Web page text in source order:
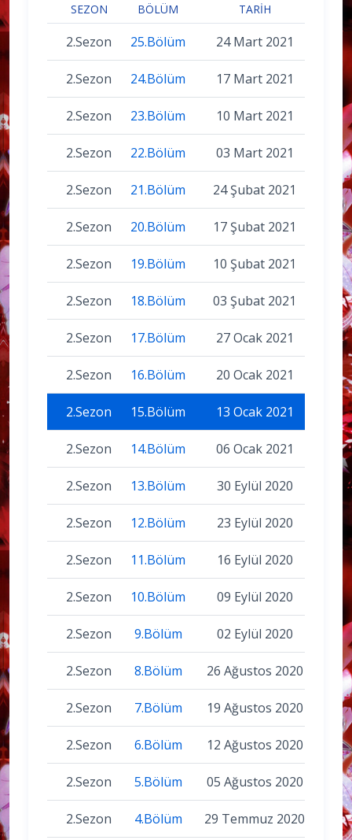
SEZON BÖLÜM TARIH
2.Sezon 25.Bölüm 24 Mart 2021
2.Sezon 24.Bölüm 17 Mart 2021
2.Sezon 23.Bölüm 10 Mart 2021
2.Sezon 22.Bölüm 03 Mart 2021
2.Sezon 21.Bölüm 24 Şubat 2021
2.Sezon 20.Bölüm 17 Şubat 2021
2.Sezon 19.Bölüm 10 Şubat 2021
2.Sezon 18.Bölüm 03 Şubat 2021
2.Sezon 17.Bölüm 27 Ocak 2021
2.Sezon 16.Bölüm 20 Ocak 2021
2.Sezon 15.Bölüm 13 Ocak 2021
2.Sezon 14.Bölüm 06 Ocak 2021
2.Sezon 13.Bölüm 30 Eylül 2020
2.Sezon 12.Bölüm 23 Eylül 2020
2.Sezon 11.Bölüm 16 Eylül 2020
2.Sezon 10.Bölüm 09 Eylül 2020
2.Sezon 9.Bölüm 02 Eylül 2020
2.Sezon 8.Bölüm 26 Ağustos 2020
2.Sezon 7.Bölüm 19 Ağustos 2020
2.Sezon 6.Bölüm 12 Ağustos 2020
2.Sezon 5.Bölüm 05 Ağustos 2020
2.Sezon 4.Bölüm 29 Temmuz 2020